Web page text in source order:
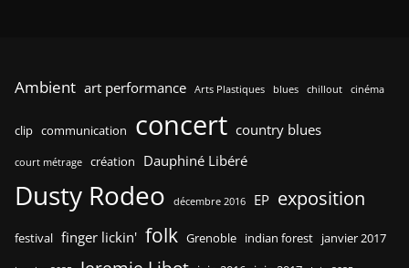
Ambient art performance Arts Plastiques blues chillout cinéma
clip communication concert country blues
court métrage création Dauphiné Libéré
Dusty Rodeo décembre 2016 EP exposition
festival finger lickin' folk Grenoble indian forest janvier 2017